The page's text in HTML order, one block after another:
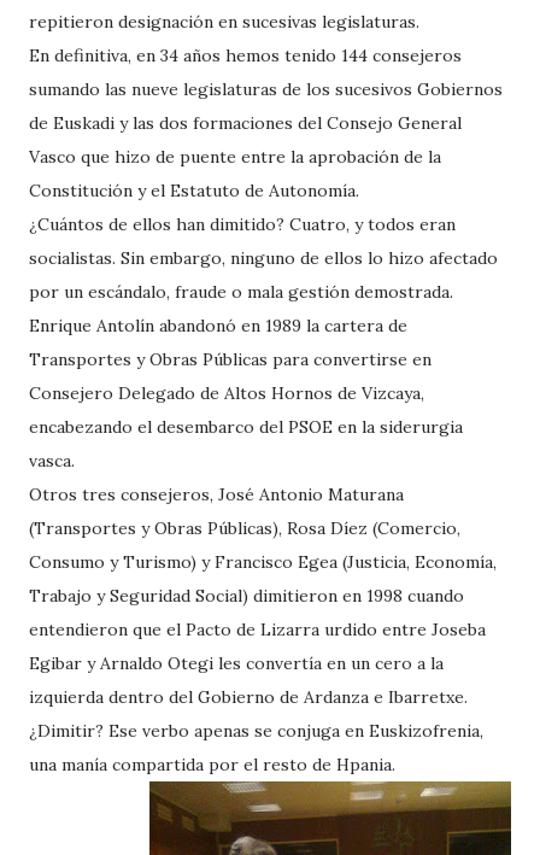
repitieron designación en sucesivas legislaturas.
En definitiva, en 34 años hemos tenido 144 consejeros
sumando las nueve legislaturas de los sucesivos Gobiernos
de Euskadi y las dos formaciones del Consejo General
Vasco que hizo de puente entre la aprobación de la
Constitución y el Estatuto de Autonomía.
¿Cuántos de ellos han dimitido? Cuatro, y todos eran
socialistas. Sin embargo, ninguno de ellos lo hizo afectado
por un escándalo, fraude o mala gestión demostrada.
Enrique Antolín abandonó en 1989 la cartera de
Transportes y Obras Públicas para convertirse en
Consejero Delegado de Altos Hornos de Vizcaya,
encabezando el desembarco del PSOE en la siderurgia
vasca.
Otros tres consejeros, José Antonio Maturana
(Transportes y Obras Públicas), Rosa Díez (Comercio,
Consumo y Turismo) y Francisco Egea (Justicia, Economía,
Trabajo y Seguridad Social) dimitieron en 1998 cuando
entendieron que el Pacto de Lizarra urdido entre Joseba
Egibar y Arnaldo Otegi les convertía en un cero a la
izquierda dentro del Gobierno de Ardanza e Ibarretxe.
¿Dimitir? Ese verbo apenas se conjuga en Euskizofrenia,
una manía compartida por el resto de Hpania.